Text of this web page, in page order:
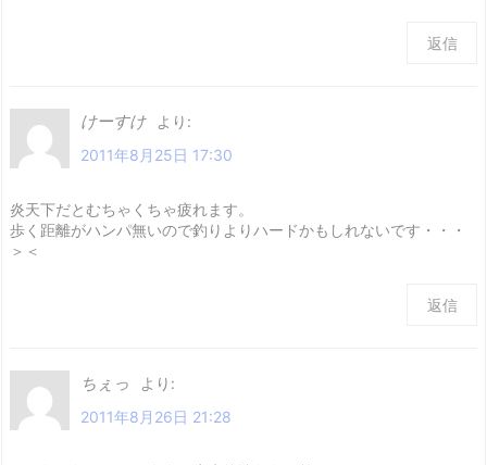
返信
けーすけ
より:
2011年8月25日 17:30
炎天下だとむちゃくちゃ疲れます。
歩く距離がハンパ無いので釣りよりハードかもしれないです・・・
＞＜
返信
ちぇっ
より:
2011年8月26日 21:28